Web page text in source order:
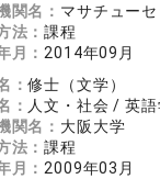
関名： マサチュー
法：課程
月： 2014年09月
：修士（文学）
： 人文・社会 / 英語
関名： 大阪大学
法：課程
月： 2009年03月